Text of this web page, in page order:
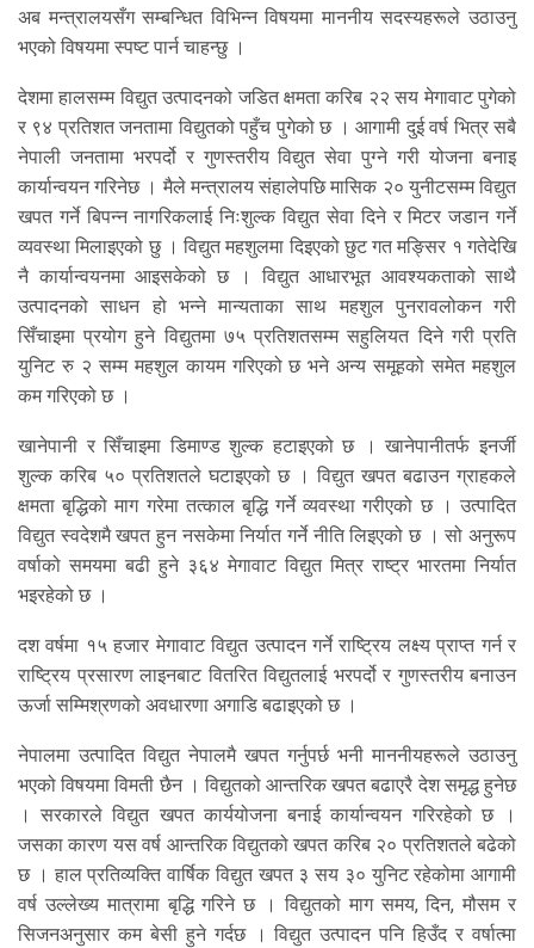
अब मन्त्रालयसँग सम्बन्धित विभिन्न विषयमा माननीय सदस्यहरूले उठाउनु
भएको विषयमा स्पष्ट पार्न चाहन्छु ।
देशमा हालसम्म विद्युत उत्पादनको जडित क्षमता करिब २२ सय मेगावाट पुगेको
र ९४ प्रतिशत जनतामा विद्युतको पहुँच पुगेको छ । आगामी दुई वर्ष भित्र सबै
नेपाली जनतामा भरपर्दो र गुणस्तरीय विद्युत सेवा पुग्ने गरी योजना बनाइ
कार्यान्वयन गरिनेछ । मैले मन्त्रालय संहालेपछि मासिक २० युनीटसम्म विद्युत
खपत गर्ने बिपन्न नागरिकलाई निःशुल्क विद्युत सेवा दिने र मिटर जडान गर्ने
व्यवस्था मिलाइएको छु । विद्युत महशुलमा दिइएको छुट गत मङ्सिर १ गतेदेखि
नै कार्यान्वयनमा आइसकेको छ । विद्युत आधारभूत आवश्यकताको साथै
उत्पादनको साधन हो भन्ने मान्यताका साथ महशुल पुनरावलोकन गरी
सिँचाइमा प्रयोग हुने विद्युतमा ७५ प्रतिशतसम्म सहुलियत दिने गरी प्रति
युनिट रु २ सम्म महशुल कायम गरिएको छ भने अन्य समूहको समेत महशुल
कम गरिएको छ ।
खानेपानी र सिँचाइमा डिमाण्ड शुल्क हटाइएको छ । खानेपानीतर्फ इनर्जी
शुल्क करिब ५० प्रतिशतले घटाइएको छ । विद्युत खपत बढाउन ग्राहकले
क्षमता बृद्धिको माग गरेमा तत्काल बृद्धि गर्ने व्यवस्था गरीएको छ । उत्पादित
विद्युत स्वदेशमै खपत हुन नसकेमा निर्यात गर्ने नीति लिइएको छ । सो अनुरूप
वर्षाको समयमा बढी हुने ३६४ मेगावाट विद्युत मित्र राष्ट्र भारतमा निर्यात
भइरहेको छ ।
दश वर्षमा १५ हजार मेगावाट विद्युत उत्पादन गर्ने राष्ट्रिय लक्ष्य प्राप्त गर्न र
राष्ट्रिय प्रसारण लाइनबाट वितरित विद्युतलाई भरपर्दो र गुणस्तरीय बनाउन
ऊर्जा सम्मिश्रणको अवधारणा अगाडि बढाइएको छ ।
नेपालमा उत्पादित विद्युत नेपालमै खपत गर्नुपर्छ भनी माननीयहरूले उठाउनु
भएको विषयमा विमती छैन । विद्युतको आन्तरिक खपत बढाएरै देश समृद्ध हुनेछ
। सरकारले विद्युत खपत कार्ययोजना बनाई कार्यान्वयन गरिरहेको छ ।
जसका कारण यस वर्ष आन्तरिक विद्युतको खपत करिब २० प्रतिशतले बढेको
छ । हाल प्रतिव्यक्ति वार्षिक विद्युत खपत ३ सय ३० युनिट रहेकोमा आगामी
वर्ष उल्लेख्य मात्रामा बृद्धि गरिने छ । विद्युतको माग समय, दिन, मौसम र
सिजनअनुसार कम बेसी हुने गर्दछ । विद्युत उत्पादन पनि हिउँद र वर्षात्मा